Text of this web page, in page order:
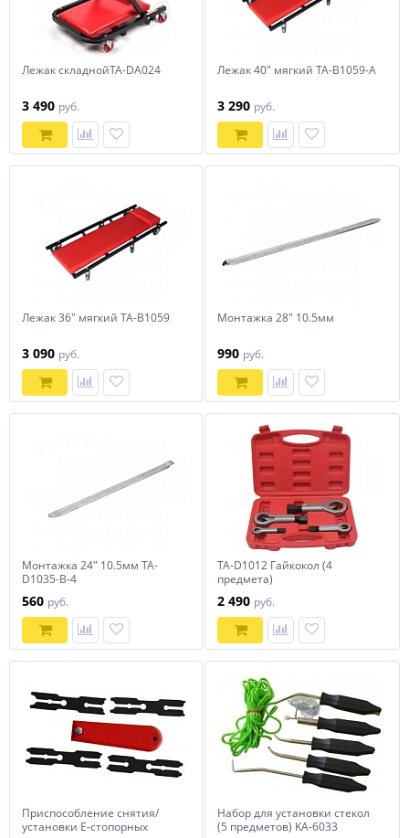
Лежак складнойTA-DA024
3 490 руб.
Лежак 40" мягкий TA-B1059-A
3 290 руб.
Лежак 36" мягкий TA-B1059
3 090 руб.
Монтажка 28" 10.5мм
990 руб.
Монтажка 24" 10.5мм TA-
D1035-B-4
560 руб.
TA-D1012 Гайкокол (4
предмета)
2 490 руб.
Приспособление снятия/
установки E-стопорных
Набор для установки стекол
(5 предметов) KA-6033